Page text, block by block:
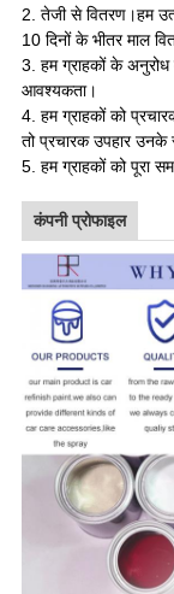
2. तेजी से वितरण।हम
10 दिनों के भीतर माल
3. हम ग्राहकों के अनुरोध
आवश्यकता।
4. हम ग्राहकों को
तो प्रचारक उपहार
5. हम ग्राहकों को पूरा
कंपनी प्रोफाइल